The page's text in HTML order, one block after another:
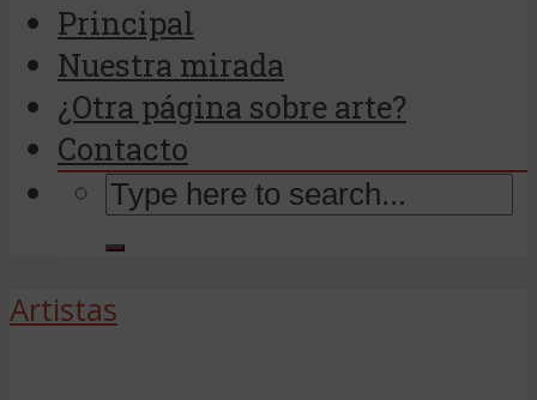
Principal
Nuestra mirada
¿Otra página sobre arte?
Contacto
Artistas